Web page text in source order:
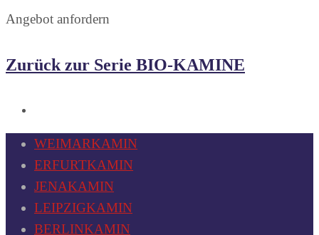
Angebot anfordern
Zurück zur Serie BIO-KAMINE
WEIMARKAMIN
ERFURTKAMIN
JENAKAMIN
LEIPZIGKAMIN
BERLINKAMIN